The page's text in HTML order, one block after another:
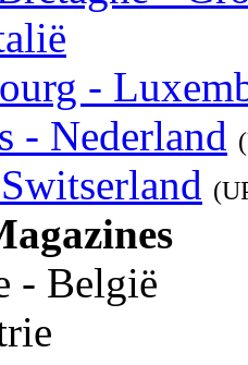
-
- Nederland
- België